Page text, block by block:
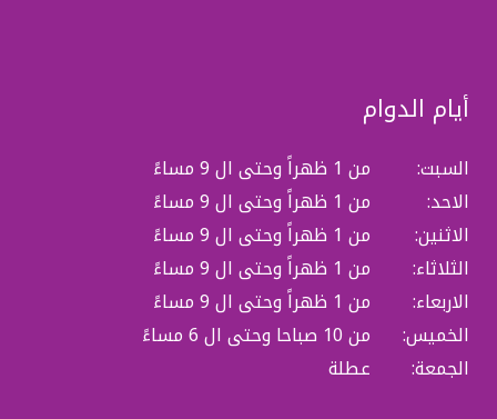
أيام الدوام
السبت:
من 1 ظهراً وحتى ال 9 مساءً
الاحد:
من 1 ظهراً وحتى ال 9 مساءً
الاثنين:
من 1 ظهراً وحتى ال 9 مساءً
الثلاثاء:
من 1 ظهراً وحتى ال 9 مساءً
الاربعاء:
من 1 ظهراً وحتى ال 9 مساءً
الخميس:
من 10 صباحا وحتى ال 6 مساءً
الجمعة:
عطلة